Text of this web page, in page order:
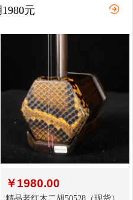
元
￥1980.00